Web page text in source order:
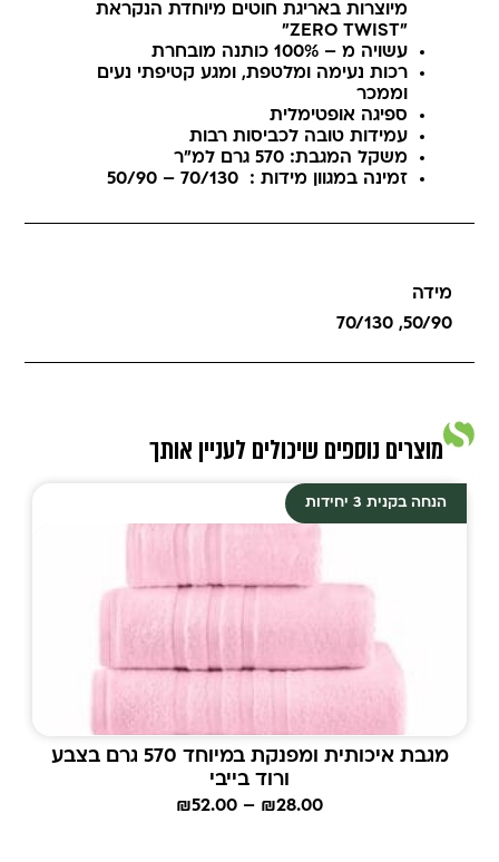
מיוצרות באריגת חוטים מיוחדת הנקראת
"ZERO TWIST"
עשויה מ – 100% כותנה מובחרת
רכות נעימה ומלטפת, ומגע קטיפתי נעים
וממכר
ספיגה אופטימלית
עמידות טובה לכביסות רבות
משקל המגבת: 570 גרם למ"ר
זמינה במגוון מידות : 70/130 – 50/90
מידה
50/90
,
70/130
מוצרים נוספים שיכולים לעניין אותך
הנחה בקנית 3 יחידות
מגבת איכותית ומפנקת במיוחד 570 גרם בצבע
ורוד בייבי
₪28.00
–
₪52.00